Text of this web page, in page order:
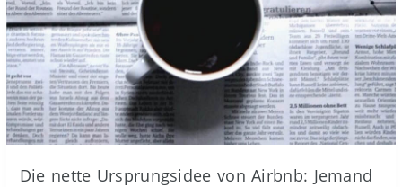
Die nette Ursprungsidee von Airbnb: Jemand